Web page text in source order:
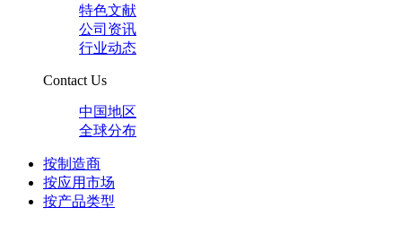
特色文献
公司资讯
行业动态
Contact Us
中国地区
全球分布
按制造商
按应用市场
按产品类型